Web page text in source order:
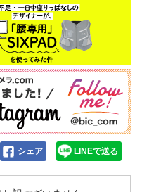
シェア LINEで送る